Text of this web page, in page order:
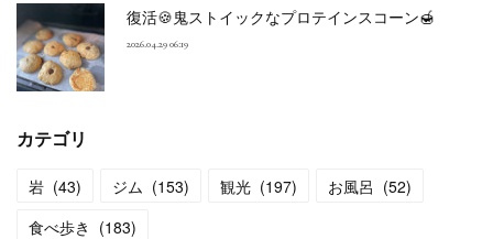
復活🍪鬼ストイックなプロテインスコーン🍯
2026.04.29 06:19
カテゴリ
岩 (43) ジム (153) 観光 (197) お風呂 (52)
食べ歩き (183)